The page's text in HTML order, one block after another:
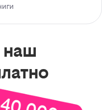
наш